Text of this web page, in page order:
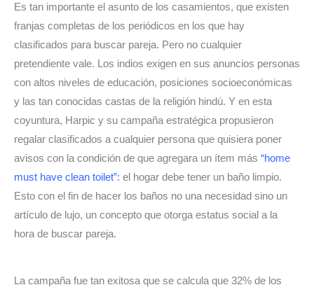
Es tan importante el asunto de los casamientos, que existen
franjas completas de los periódicos en los que hay
clasificados para buscar pareja. Pero no cualquier
pretendiente vale. Los indios exigen en sus anuncios personas
con altos niveles de educación, posiciones socioeconómicas
y las tan conocidas castas de la religión hindú. Y en esta
coyuntura, Harpic y su campaña estratégica propusieron
regalar clasificados a cualquier persona que quisiera poner
avisos con la condición de que agregara un ítem más “home
must have clean toilet”: el hogar debe tener un baño limpio.
Esto con el fin de hacer los baños no una necesidad sino un
artículo de lujo, un concepto que otorga estatus social a la
hora de buscar pareja.
La campaña fue tan exitosa que se calcula que 32% de los